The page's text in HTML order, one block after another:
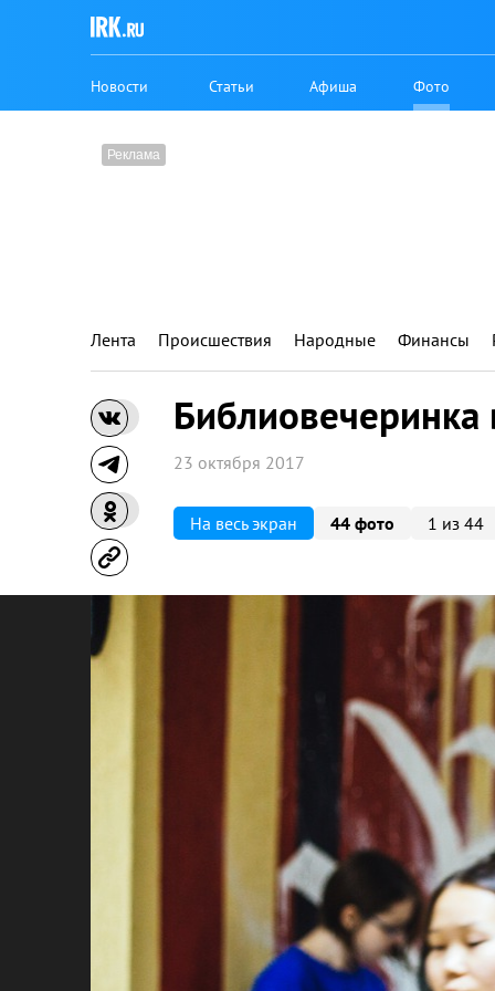
Новости Статьи Афиша Фото
Лента Происшествия Народные Финансы
23 октября 2017
На весь экран 44 фото 1 из 44